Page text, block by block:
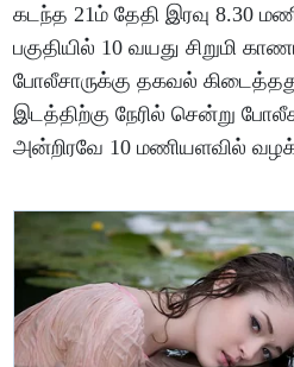
கடந்த 21ம் தேதி இரவு 8.30
பகுதியில் 10 வயது சிறுமி
போலீசாருக்கு தகவல்
இடத்திற்கு நேரில் சென்று
அன்றிரவே 10 மணியளவில்